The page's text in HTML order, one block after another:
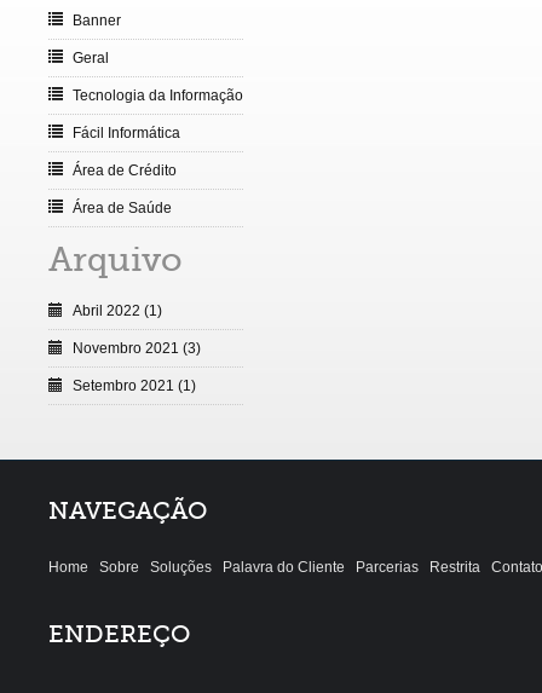
Banner
Geral
Tecnologia da Informação
Fácil Informática
Área de Crédito
Área de Saúde
Arquivo
Abril 2022 (1)
Novembro 2021 (3)
Setembro 2021 (1)
NAVEGAÇÃO
Home Sobre Soluções Palavra do Cliente Parcerias Restrita Contato
ENDEREÇO